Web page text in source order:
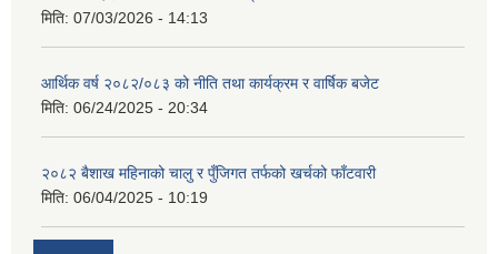
मिति: 07/03/2026 - 14:13
आर्थिक वर्ष २०८२/०८३ को नीति तथा कार्यक्रम र वार्षिक बजेट
मिति: 06/24/2025 - 20:34
२०८२ बैशाख महिनाको चालु र पुँजिगत तर्फको खर्चको फाँटवारी
मिति: 06/04/2025 - 10:19